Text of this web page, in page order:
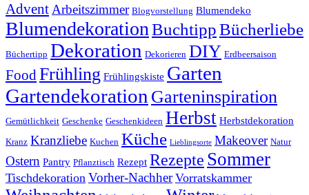
Advent Arbeitszimmer Blogvorstellung Blumendeko
Blumendekoration BuchtippBücherliebe
Büchertipp Dekoration Dekorieren DIY Erdbeersaison
FoodFrühling Frühlingskiste Garten
Gartendekoration Garteninspiration
Gemütlichkeit Geschenke Geschenkideen Herbst Herbstdekoration
Kranz Kranzliebe Kuchen Küche Lieblingsorte Makeover Natur
Ostern Pantry Pflanztisch Rezept Rezepte Sommer
Tischdekoration Vorher-Nachher Vorratskammer